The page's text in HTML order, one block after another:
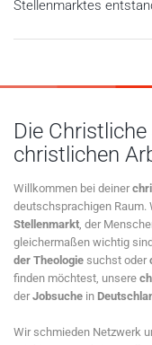
Stellenmarktes
Die
christlichen
Willkommen bei deiner
deutschsprachigen Raum.
Stellenmarkt , der
gleichermaßen wichtig
der Theologie suchst oder
finden möchtest, unsere
derJobsuche in
Wir schmieden Netzwerk